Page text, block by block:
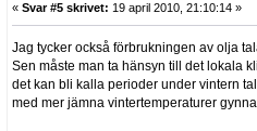
« Svar #5 skrivet: 19 april 2010, 21:10:14 »
Jag tycker också förbrukningen av olja
Sen måste man ta hänsyn till det lokala
det kan bli kalla perioder under vintern
med mer jämna vintertemperaturer